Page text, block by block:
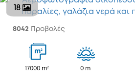
18
8042 Προβολές
m2
17000 m² 0 m